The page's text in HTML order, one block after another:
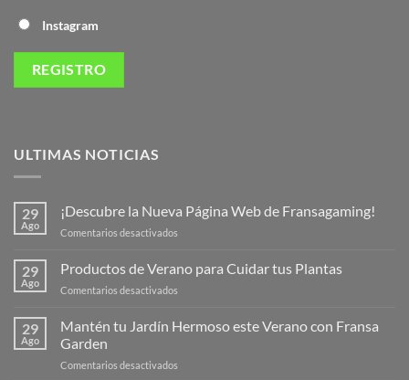
Instagram
ULTIMAS NOTICIAS
29
Ago
¡Descubre la Nueva Página Web de Fransagaming!
Comentarios desactivados
Nueva
de
29
Ago
Productos de Verano para Cuidar tus Plantas
Comentarios desactivados
de
Verano
29
Ago
Mantén tu Jardín Hermoso este Verano con Fransa
Garden
Comentarios desactivados